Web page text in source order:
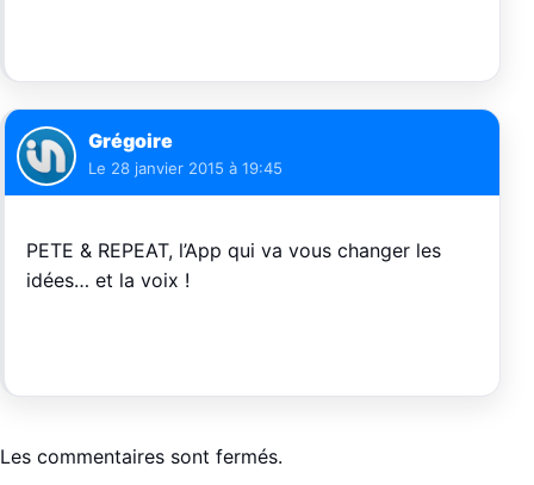
Grégoire
Le 28 janvier 2015 à 19:45
PETE & REPEAT, l’App qui va vous changer les
idées… et la voix !
Les commentaires sont fermés.